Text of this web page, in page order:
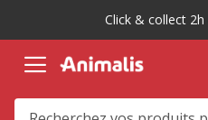
message,
Click & collect 2h